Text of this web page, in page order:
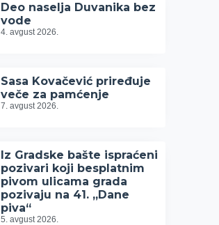
Deo naselja Duvanika bez
vode
4. avgust 2026.
Sasa Kovačević priređuje
veče za pamćenje
7. avgust 2026.
Iz Gradske bašte ispraćeni
pozivari koji besplatnim
pivom ulicama grada
pozivaju na 41. „Dane
piva“
5. avgust 2026.